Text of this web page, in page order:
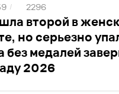
второй в
но серьезно
без медалей
2026
/ 2296